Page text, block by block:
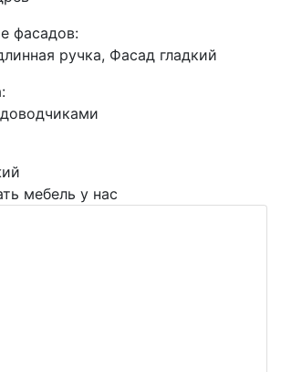
фасадов:
ручка, Фасад гладкий
мебель у нас